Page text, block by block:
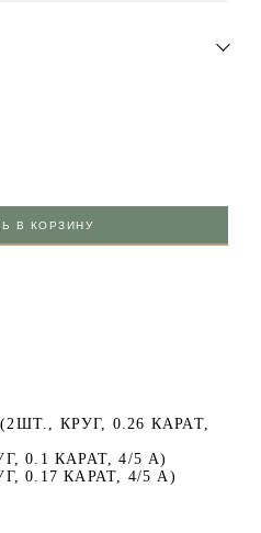
В КОРЗИНУ
КРУГ, 0.26 КАРАТ,
0.1 КАРАТ, 4/5 А)
0.17 КАРАТ, 4/5 А)